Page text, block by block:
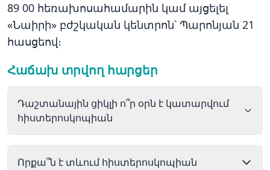
89 00 հեռախոսահամարին կամ այցելել
«Նաիրի» բժշկական կենտրոն՝ Պարոնյան 21
հասցեով։
Հաճախ տրվող հարցեր
Դաշտանային ցիկլի ո՞ր օրն է կատարվում
հիստերոսկոպիան
Որքա՞ն է տևում հիստերոսկոպիան